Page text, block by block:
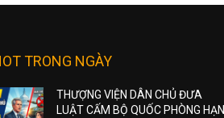
TRONG NGÀY
THƯỢNG VIỆN DÂN CHỦ ĐƯA
LUẬT CẤM BỘ QUỐC PHÒNG HẠN